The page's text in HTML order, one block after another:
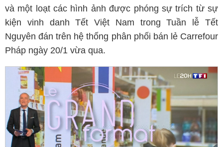
và một loạt các hình ảnh được phóng sự trích từ sự
kiện vinh danh Tết Việt Nam trong Tuần lễ Tết
Nguyên đán trên hệ thống phân phối bán lẻ Carrefour
Pháp ngày 20/1 vừa qua.